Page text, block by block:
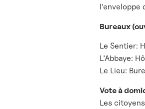
l’enveloppe
Bureaux
Le Sentier:
L’Abbaye:
Le Lieu:
Vote à
Les